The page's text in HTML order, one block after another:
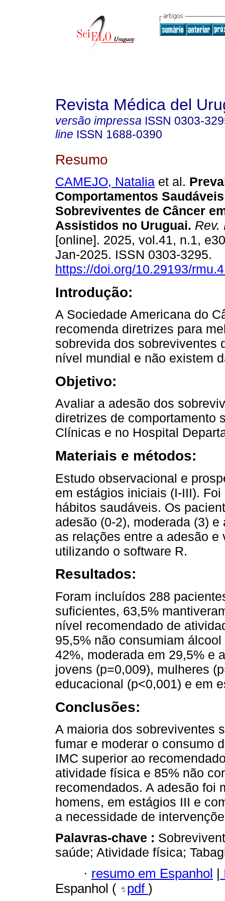
Revista Médica del
versão impressa ISSN 0303-
line ISSN 1688-0390
Resumo
CAMEJO, Natalia et al.
Comportamentos
Sobreviventes de Câncer
Assistidos no Uruguai. Rev.
[online]. 2025, vol.41, n.1,
Jan-2025. ISSN 0303-3295.
https://doi.org/10.29193/
Introdução:
A Sociedade Americana do
recomenda diretrizes para
sobrevida dos sobreviventes
nível mundial e não existem
Objetivo:
Avaliar a adesão dos
diretrizes de comportamento
Clínicas e no Hospital
Materiais e métodos:
Estudo observacional e
em estágios iniciais (I-III).
hábitos saudáveis. Os
adesão (0-2), moderada (3)
as relações entre a adesão
utilizando o software R.
Resultados:
Foram incluídos 288
suficientes, 63,5%
nível recomendado de
95,5% não consumiam
42%, moderada em 29,5% e
jovens (p=0,009), mulheres
educacional (p<0,001) e em
Conclusões:
A maioria dos sobreviventes
fumar e moderar o consumo
IMC superior ao
atividade física e 85% não
recomendados. A adesão foi
homens, em estágios III e
a necessidade de
Palavras-chave :
saúde; Atividade física;
· resumo em Espanhol
Espanhol (
pdf )